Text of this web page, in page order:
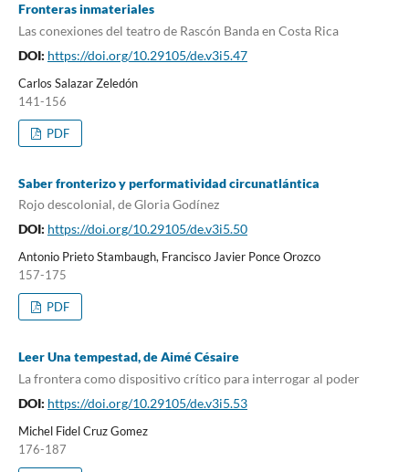
Fronteras inmateriales
Las conexiones del teatro de Rascón Banda en Costa Rica
DOI: https://doi.org/10.29105/de.v3i5.47
Carlos Salazar Zeledón
141-156
PDF
Saber fronterizo y performatividad circunatlántica
Rojo descolonial, de Gloria Godínez
DOI: https://doi.org/10.29105/de.v3i5.50
Antonio Prieto Stambaugh, Francisco Javier Ponce Orozco
157-175
PDF
Leer Una tempestad, de Aimé Césaire
La frontera como dispositivo crítico para interrogar al poder
DOI: https://doi.org/10.29105/de.v3i5.53
Michel Fidel Cruz Gomez
176-187